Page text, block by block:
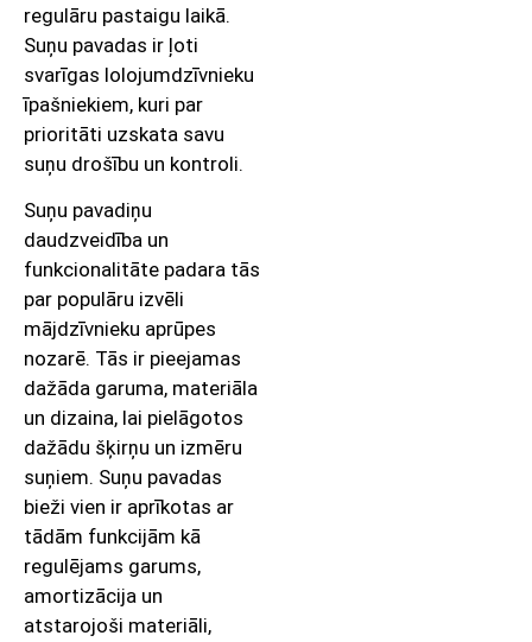
regulāru pastaigu laikā.
Suņu pavadas ir ļoti
svarīgas lolojumdzīvnieku
īpašniekiem, kuri par
prioritāti uzskata savu
suņu drošību un kontroli.
Suņu pavadiņu
daudzveidība un
funkcionalitāte padara tās
par populāru izvēli
mājdzīvnieku aprūpes
nozarē. Tās ir pieejamas
dažāda garuma, materiāla
un dizaina, lai pielāgotos
dažādu šķirņu un izmēru
suņiem. Suņu pavadas
bieži vien ir aprīkotas ar
tādām funkcijām kā
regulējams garums,
amortizācija un
atstarojoši materiāli,